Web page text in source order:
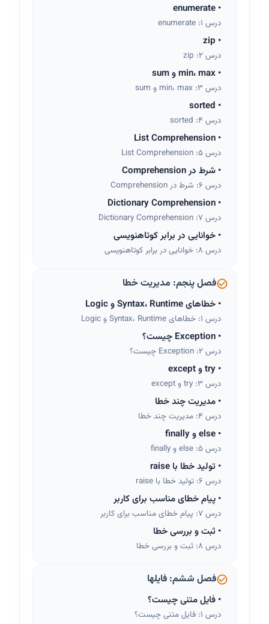
•
enumerate
درس 1: enumerate
•
zip
درس 2: zip
• min، max و sum
درس 3: min، max و sum
•
sorted
درس 4: sorted
•
List Comprehension
درس 5: List Comprehension
• شرط در Comprehension
درس 6: شرط در Comprehension
•
Dictionary Comprehension
درس 7: Dictionary Comprehension
• خوانایی در برابر کوتاهنویسی
درس 8: خوانایی در برابر کوتاهنویسی
فصل پنجم: مدیریت خطا
• خطاهای Syntax، Runtime و Logic
درس 1: خطاهای Syntax، Runtime و Logic
• Exception چیست؟
درس 2: Exception چیست؟
• try و except
درس 3: try و except
• مدیریت چند خطا
درس 4: مدیریت چند خطا
• else و finally
درس 5: else و finally
• تولید خطا با raise
درس 6: تولید خطا با raise
• پیام خطای مناسب برای کاربر
درس 7: پیام خطای مناسب برای کاربر
• ثبت و بررسی خطا
درس 8: ثبت و بررسی خطا
فصل ششم: فایلها
• فایل متنی چیست؟
درس 1: فایل متنی چیست؟